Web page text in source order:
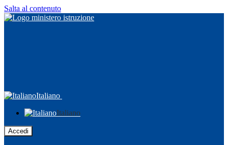
Salta al contenuto
Italiano
Italiano
Accedi